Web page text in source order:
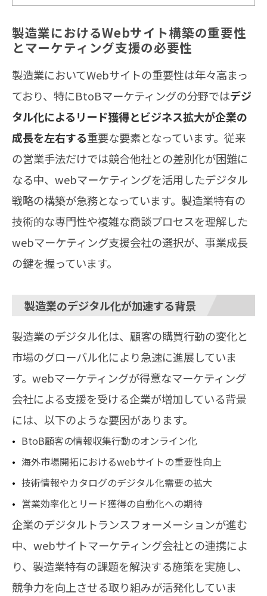
製造業におけるWebサイト構築の重要性
とマーケティング支援の必要性
製造業においてWebサイトの重要性は年々高まっ
ており、特にBtoBマーケティングの分野ではデジ
タル化によるリード獲得とビジネス拡大が企業の
成長を左右する重要な要素となっています。従来
の営業手法だけでは競合他社との差別化が困難に
なる中、webマーケティングを活用したデジタル
戦略の構築が急務となっています。製造業特有の
技術的な専門性や複雑な商談プロセスを理解した
webマーケティング支援会社の選択が、事業成長
の鍵を握っています。
製造業のデジタル化が加速する背景
製造業のデジタル化は、顧客の購買行動の変化と
市場のグローバル化により急速に進展していま
す。webマーケティングが得意なマーケティング
会社による支援を受ける企業が増加している背景
には、以下のような要因があります。
BtoB顧客の情報収集行動のオンライン化
海外市場開拓におけるwebサイトの重要性向上
技術情報やカタログのデジタル化需要の拡大
営業効率化とリード獲得の自動化への期待
企業のデジタルトランスフォーメーションが進む
中、webサイトマーケティング会社との連携によ
り、製造業特有の課題を解決する施策を実施し、
競争力を向上させる取り組みが活発化していま